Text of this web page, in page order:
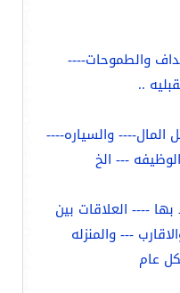
والطموحات----
..
المال---- والسياره----
--- الخ
---- العلاقات بين
--- والمنزله
عام